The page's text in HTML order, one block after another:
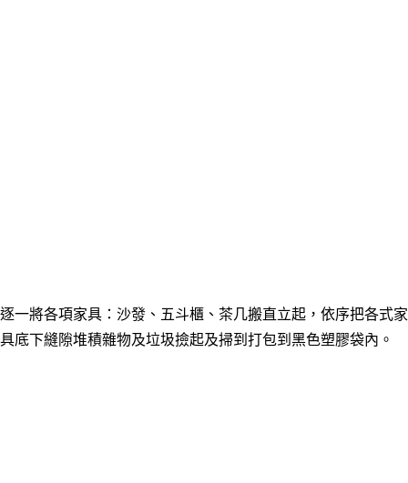
逐一將各項家具：沙發、五斗櫃 、茶几搬直立起，依序把各式家
具底下縫隙堆積雜物及垃圾撿起及掃到打包到黑色塑膠袋內。